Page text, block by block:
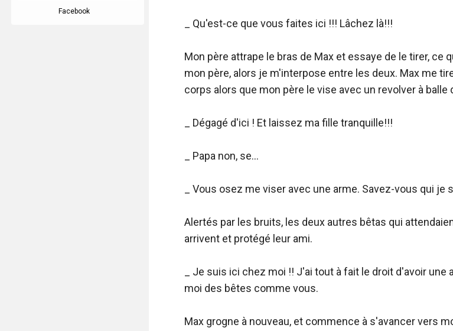
_ Qu'est-ce que vous faites ici !!! Lâchez là!!!
Mon père attrape le bras de Max et essaye de le tirer, ce
mon père, alors je m'interpose entre les deux. Max me
corps alors que mon père le vise avec un revolver à balle
_ Dégagé d'ici ! Et laissez ma fille tranquille!!!
_ Papa non, se...
_ Vous osez me viser avec une arme. Savez-vous qui je
Alertés par les bruits, les deux autres bêtas qui
arrivent et protégé leur ami.
_ Je suis ici chez moi !! J'ai tout à fait le droit d'avoir
moi des bêtes comme vous.
Max grogne à nouveau, et commence à s'avancer vers
Facebook